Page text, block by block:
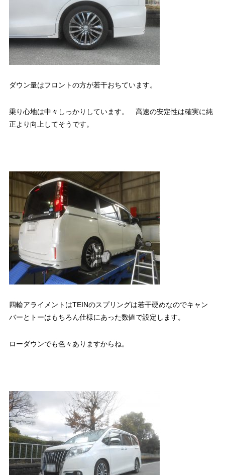
ダウン量はフロントの方が若干おちています。
乗り心地は中々しっかりしています。 高速の安定性は確実に純
正より向上してそうです。
四輪アライメントはTEINのスプリングは若干硬めなのでキャン
バーとトーはもちろん仕様にあった数値で設定します。
ローダウンでも色々ありますからね。